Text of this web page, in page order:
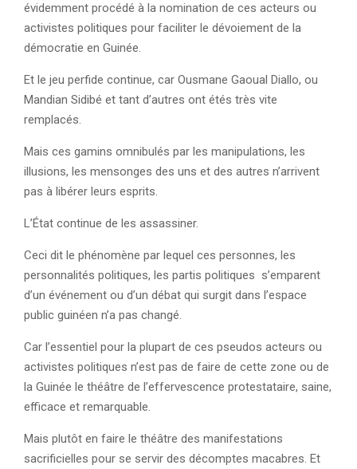
évidemment procédé à la nomination de ces acteurs ou
activistes politiques pour faciliter le dévoiement de la
démocratie en Guinée.
Et le jeu perfide continue, car Ousmane Gaoual Diallo, ou
Mandian Sidibé et tant d’autres ont étés très vite
remplacés.
Mais ces gamins omnibulés par les manipulations, les
illusions, les mensonges des uns et des autres n’arrivent
pas à libérer leurs esprits.
L’État continue de les assassiner.
Ceci dit le phénomène par lequel ces personnes, les
personnalités politiques, les partis politiques s’emparent
d’un événement ou d’un débat qui surgit dans l’espace
public guinéen n’a pas changé.
Car l’essentiel pour la plupart de ces pseudos acteurs ou
activistes politiques n’est pas de faire de cette zone ou de
la Guinée le théâtre de l’effervescence protestataire, saine,
efficace et remarquable.
Mais plutôt en faire le théâtre des manifestations
sacrificielles pour se servir des décomptes macabres. Et